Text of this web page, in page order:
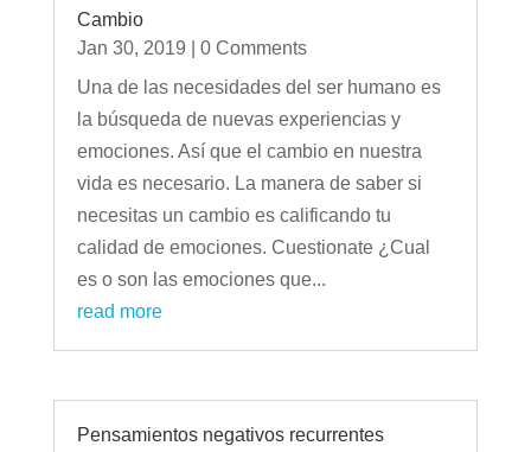
Cambio
Jan 30, 2019 | 0 Comments
Una de las necesidades del ser humano es
la búsqueda de nuevas experiencias y
emociones. Así que el cambio en nuestra
vida es necesario. La manera de saber si
necesitas un cambio es calificando tu
calidad de emociones. Cuestionate ¿Cual
es o son las emociones que...
read more
Pensamientos negativos recurrentes